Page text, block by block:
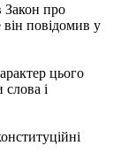
Закон про
повідомив у
цього
і